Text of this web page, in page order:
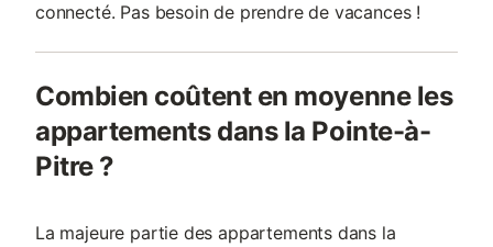
connecté. Pas besoin de prendre de vacances !
Combien coûtent en moyenne les
appartements dans la Pointe-à-
Pitre ?
La majeure partie des appartements dans la